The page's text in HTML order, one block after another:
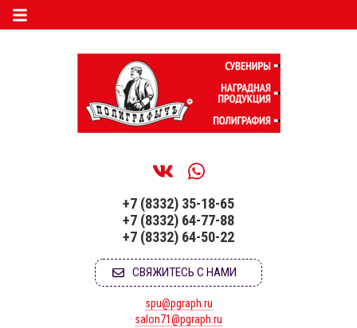
+7 (8332) 35-18-65
+7 (8332) 64-77-88
+7 (8332) 64-50-22
СВЯЖИТЕСЬ С НАМИ
spu@pgraph.ru
salon71@pgraph.ru